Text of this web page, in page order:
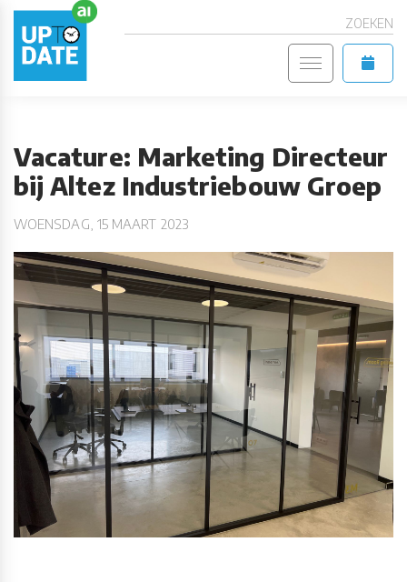
ZOEKEN
Vacature: Marketing Directeur
bij Altez Industriebouw Groep
WOENSDAG, 15 MAART 2023